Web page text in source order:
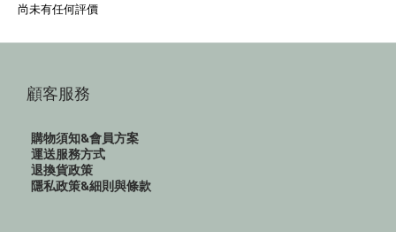
尚未有任何評價
顧客服務
購物須知&會員方案
運送服務方式
退換貨政策
隱私政策&細則與條款